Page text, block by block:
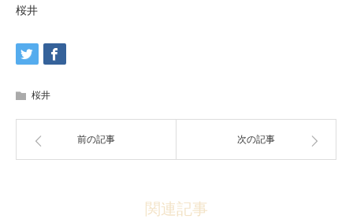
桜井
桜井
前の記事 次の記事
関連記事